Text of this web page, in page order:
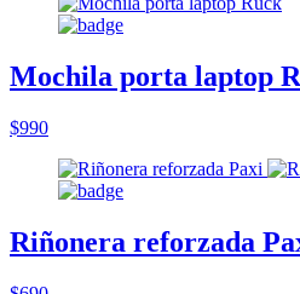
Mochila porta laptop
$990
Riñonera reforzada